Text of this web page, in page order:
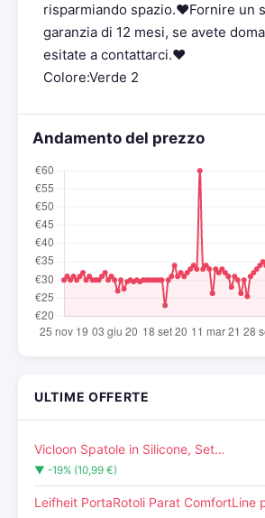
risparmiando spazio.♥Fornire un
garanzia di 12 mesi, se avete
esitate a contattarci.♥
Colore:Verde 2
Andamento del prezzo
ULTIME OFFERTE
Vicloon Spatole in Silicone, Set…
▼ -19% (10,99 €)
Leifheit PortaRotoli Parat ComfortLine